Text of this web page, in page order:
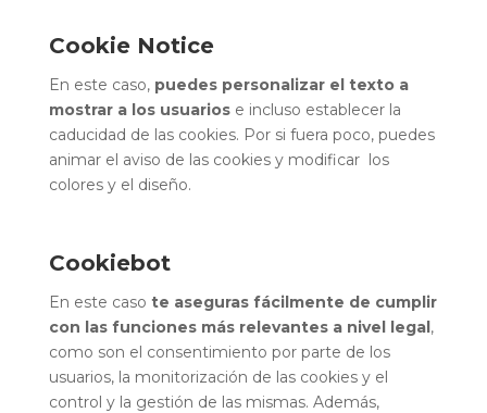
Cookie Notice
En este caso, puedes personalizar el texto a
mostrar a los usuariose incluso establecer la
caducidad de las cookies. Por si fuera poco, puedes
animar el aviso de las cookies y modificar los
colores y el diseño.
Cookiebot
En este caso te aseguras fácilmente de cumplir
con las funciones más relevantes a nivel legal,
como son el consentimiento por parte de los
usuarios, la monitorización de las cookies y el
control y la gestión de las mismas. Además,